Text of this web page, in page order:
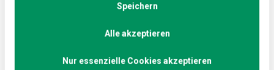
der lustigsten Stellen im 90er Jahre Kitsch-Film
Speichern
Alle akzeptieren
Nur essenzielle Cookies akzeptieren